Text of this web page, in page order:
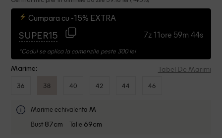
Cumpara cu -15% EXTRA
SUPER15 7z 11ore 59m 43s
*Codul se aplica la comenzile peste 300 lei
Marime: Tabel De Marimi
36 38 40 42 44 46
Marime echivalenta M
Bust 87cm Talie 69cm